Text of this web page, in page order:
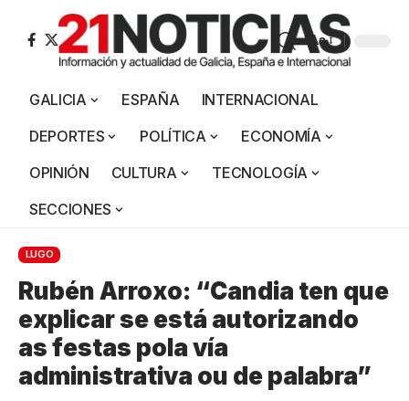
Aa
GALICIA ESPAÑA
INTERNACIONAL
DEPORTES
POLÍTICA
ECONOMÍA
OPINIÓN
CULTURA
TECNOLOGÍA
SECCIONES
LUGO
Rubén Arroxo: “Candia ten que
explicar se está autorizando
as festas pola vía
administrativa ou de palabra”